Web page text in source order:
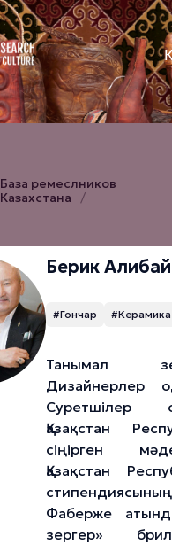
База ремеслников
Казахстана
Берик Алибай
#Гончар #Керамика
Танымал
Дизайнерлер
Суретшілер
Қазақстан
сіңірген
Қазақстан
Фаберже
зергер»